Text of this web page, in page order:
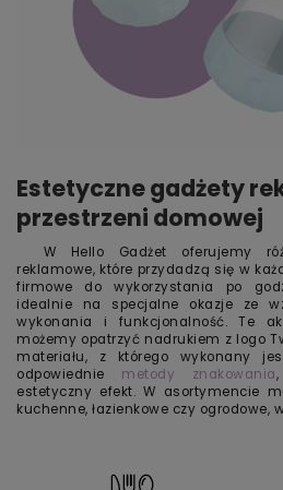
Estetyczne gadżety
przestrzeni domowej
W Hello Gadżet oferujemy
reklamowe, które przydadzą się w
firmowe do wykorzystania po
idealnie na specjalne okazje ze
wykonania i funkcjonalność. Te
możemy opatrzyć nadrukiem z logo
materiału, z którego wykonany
odpowiednie metody znakowania
estetyczny efekt. W asortymencie
kuchenne, łazienkowe czy ogrodowe,